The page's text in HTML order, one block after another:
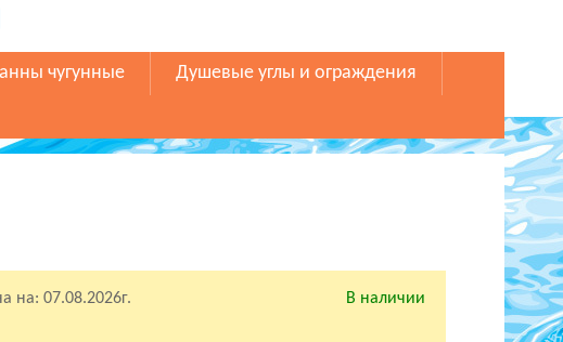
чугунные Душевые углы и ограждения
на: 07.08.2026г. В наличии